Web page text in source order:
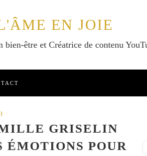
EN JOIE
bien-être et Créatrice de contenu
GRISELIN
ÉMOTIONS POUR